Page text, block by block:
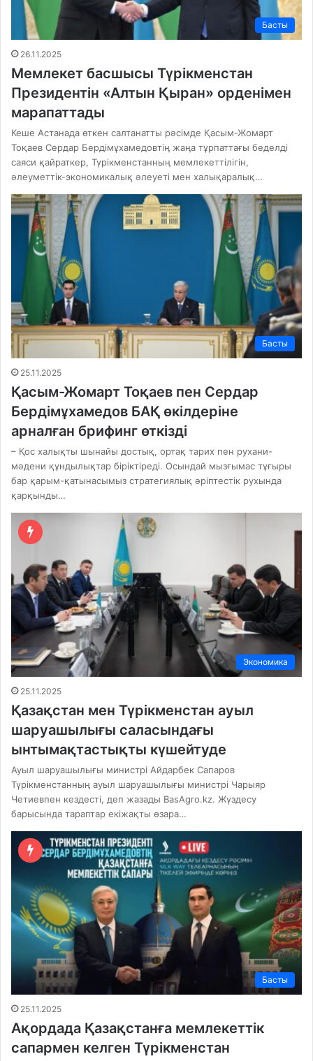
Басты
26.11.2025
Мемлекет басшысы Түрікменстан
Президентін «Алтын Қыран» орденімен
марапаттады
Кеше Астанада өткен салтанатты рәсімде Қасым-Жомарт
Тоқаев Сердар Бердімұхамедовтің жаңа тұрпаттағы беделді
саяси қайраткер, Түрікменстанның мемлекеттілігін,
әлеуметтік-экономикалық әлеуеті мен халықаралық…
Басты
25.11.2025
Қасым-Жомарт Тоқаев пен Сердар
Бердімұхамедов БАҚ өкілдеріне
арналған брифинг өткізді
– Қос халықты шынайы достық, ортақ тарих пен рухани-
мәдени құндылықтар біріктіреді. Осындай мызғымас тұғыры
бар қарым-қатынасымыз стратегиялық әріптестік рухында
қарқынды…
Экономика
25.11.2025
Қазақстан мен Түрікменстан ауыл
шаруашылығы саласындағы
ынтымақтастықты күшейтуде
Ауыл шаруашылығы министрі Айдарбек Сапаров
Түрікменстанның ауыл шаруашылығы министрі Чарыяр
Четиевпен кездесті, деп жазады BasAgro.kz. Жүздесу
барысында тараптар екіжақты өзара…
Басты
25.11.2025
Ақордада Қазақстанға мемлекеттік
сапармен келген Түрікменстан